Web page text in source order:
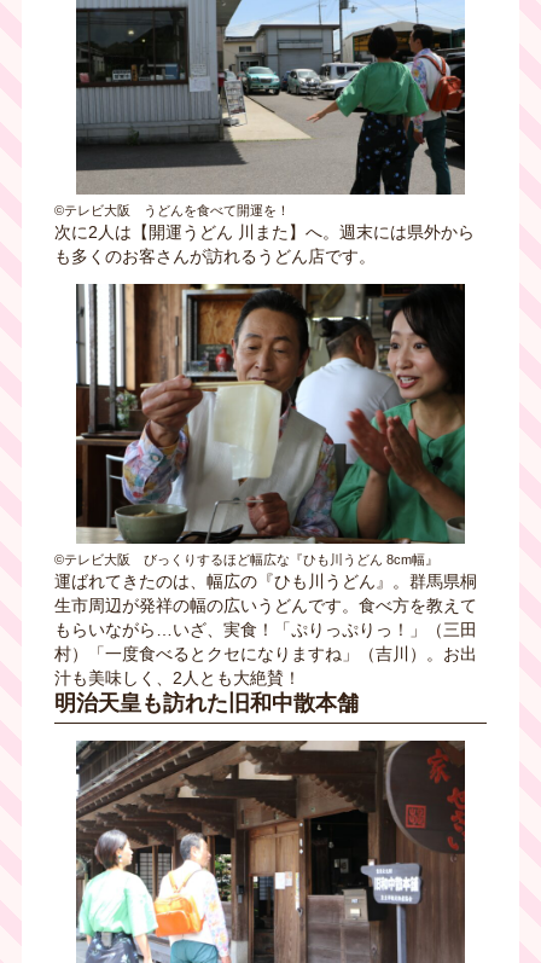
©テレビ大阪 うどんを食べて開運を！
次に2人は【開運うどん 川また】へ。週末には県外から
も多くのお客さんが訪れるうどん店です。
©テレビ大阪 びっくりするほど幅広な『ひも川うどん 8cm幅』
運ばれてきたのは、幅広の『ひも川うどん』。群馬県桐
生市周辺が発祥の幅の広いうどんです。食べ方を教えて
もらいながら…いざ、実食！「ぷりっぷりっ！」（三田
村）「一度食べるとクセになりますね」（吉川）。お出
汁も美味しく、2人とも大絶賛！
明治天皇も訪れた旧和中散本舗